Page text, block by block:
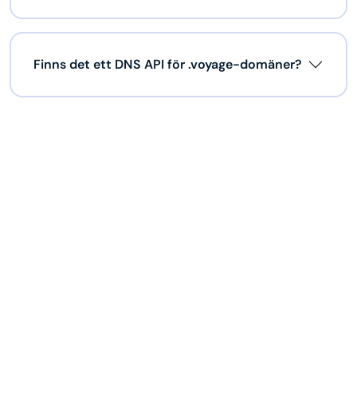
Finns det ett DNS API för .voyage-domäner?